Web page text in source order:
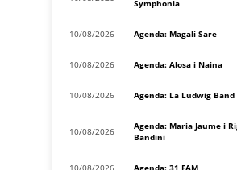
Symphonia
10/08/2026 Agenda: Magalí Sare
10/08/2026 Agenda: Alosa i Naina
10/08/2026 Agenda: La Ludwig Band
10/08/2026
Agenda: Maria Jaume i
Bandini
10/08/2026 Agenda: 31 FAM